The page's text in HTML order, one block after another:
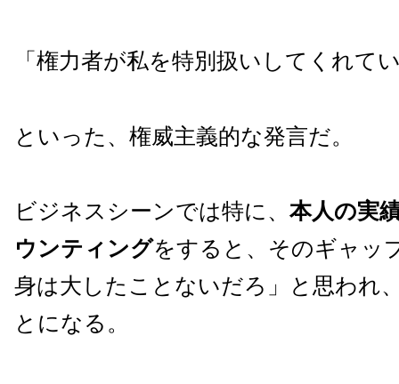
「権力者が私を特別扱いしてくれて
といった、権威主義的な発言だ。
ビジネスシーンでは特に、 本人の実
ウンティングをすると、そのギャッ
身は大したことないだろ」と思われ
とになる。